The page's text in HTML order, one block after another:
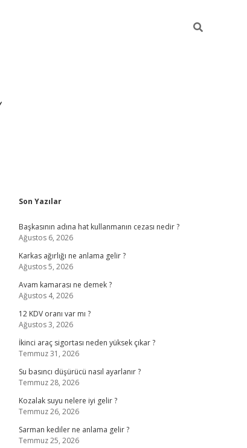
Sidebar
Son Yazılar
Başkasının adına hat kullanmanın cezası nedir ?
Ağustos 6, 2026
Karkas ağırlığı ne anlama gelir ?
Ağustos 5, 2026
Avam kamarası ne demek ?
Ağustos 4, 2026
12 KDV oranı var mı ?
Ağustos 3, 2026
İkinci araç sigortası neden yüksek çıkar ?
Temmuz 31, 2026
Su basıncı düşürücü nasıl ayarlanır ?
Temmuz 28, 2026
Kozalak suyu nelere iyi gelir ?
Temmuz 26, 2026
Sarman kediler ne anlama gelir ?
Temmuz 25, 2026